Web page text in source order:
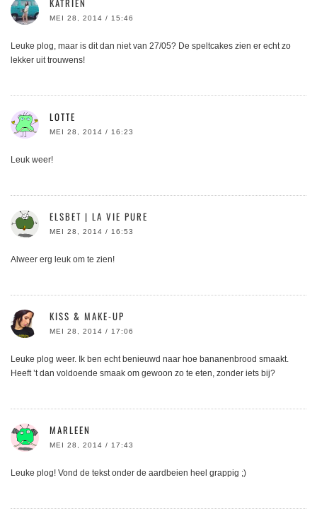
MEI 28, 2014 / 15:46
Leuke plog, maar is dit dan niet van 27/05? De speltcakes zien er echt zo
lekker uit trouwens!
LOTTE
MEI 28, 2014 / 16:23
Leuk weer!
ELSBET | LA VIE PURE
MEI 28, 2014 / 16:53
Alweer erg leuk om te zien!
KISS & MAKE-UP
MEI 28, 2014 / 17:06
Leuke plog weer. Ik ben echt benieuwd naar hoe bananenbrood smaakt.
Heeft ’t dan voldoende smaak om gewoon zo te eten, zonder iets bij?
MARLEEN
MEI 28, 2014 / 17:43
Leuke plog! Vond de tekst onder de aardbeien heel grappig ;)